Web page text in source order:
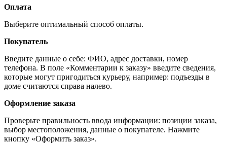
Оплата
Выберите оптимальный способ оплаты.
Покупатель
Введите данные о себе: ФИО, адрес доставки, номер
телефона. В поле «Комментарии к заказу» введите сведения,
которые могут пригодиться курьеру, например: подъезды в
доме считаются справа налево.
Оформление заказа
Проверьте правильность ввода информации: позиции заказа,
выбор местоположения, данные о покупателе. Нажмите
кнопку «Оформить заказ».